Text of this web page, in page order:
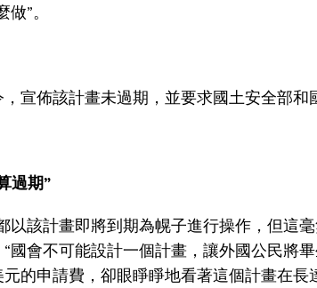
”。
宣佈該計畫未過期，並要求國土安全部和
過期”
以該計畫即將到期為幌子進行操作，但這
國會不可能設計一個計畫，讓外國公民將
的申請費，卻眼睜睜地看著這個計畫在